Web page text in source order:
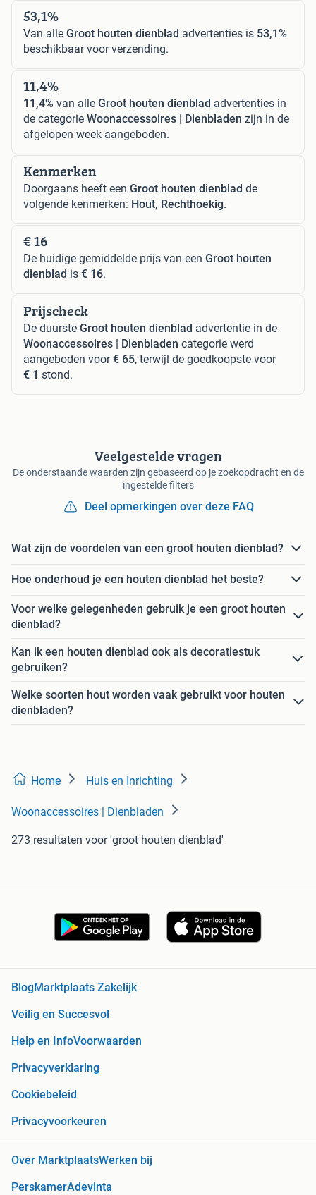
53,1%
Van alle Groot houten dienblad advertenties is 53,1%
beschikbaar voor verzending.
11,4%
11,4% van alle Groot houten dienblad advertenties in
de categorie Woonaccessoires | Dienbladen zijn in de
afgelopen week aangeboden.
Kenmerken
Doorgaans heeft een Groot houten dienblad de
volgende kenmerken: Hout, Rechthoekig.
€ 16
De huidige gemiddelde prijs van een Groot houten
dienblad is € 16.
Prijscheck
De duurste Groot houten dienblad advertentie in de
Woonaccessoires | Dienbladen categorie werd
aangeboden voor€ 65, terwijl de goedkoopste voor
€ 1 stond.
Veelgestelde vragen
De onderstaande waarden zijn gebaseerd op je zoekopdracht en de
ingestelde filters
Deel opmerkingen over deze FAQ
Wat zijn de voordelen van een groot houten dienblad?
Hoe onderhoud je een houten dienblad het beste?
Voor welke gelegenheden gebruik je een groot houten
dienblad?
Kan ik een houten dienblad ook als decoratiestuk
gebruiken?
Welke soorten hout worden vaak gebruikt voor houten
dienbladen?
Home Huis en Inrichting
Woonaccessoires | Dienbladen
273 resultaten voor 'groot houten dienblad'
BlogMarktplaats Zakelijk
Veilig en Succesvol
Help en InfoVoorwaarden
Privacyverklaring
Cookiebeleid
Privacyvoorkeuren
Over MarktplaatsWerken bij
PerskamerAdevinta